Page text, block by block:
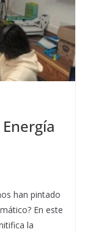
han pintado
En este
la